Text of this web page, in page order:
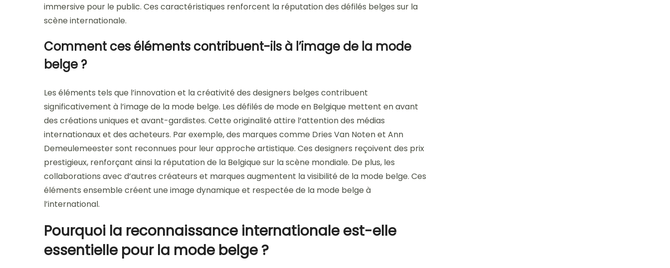
immersive pour le public. Ces caractéristiques renforcent la réputation des défilés belges sur la
scène internationale.
Comment ces éléments contribuent-ils à l’image de la mode
belge ?
Les éléments tels que l’innovation et la créativité des designers belges contribuent
significativement à l’image de la mode belge. Les défilés de mode en Belgique mettent en avant
des créations uniques et avant-gardistes. Cette originalité attire l’attention des médias
internationaux et des acheteurs. Par exemple, des marques comme Dries Van Noten et Ann
Demeulemeester sont reconnues pour leur approche artistique. Ces designers reçoivent des prix
prestigieux, renforçant ainsi la réputation de la Belgique sur la scène mondiale. De plus, les
collaborations avec d’autres créateurs et marques augmentent la visibilité de la mode belge. Ces
éléments ensemble créent une image dynamique et respectée de la mode belge à
l’international.
Pourquoi la reconnaissance internationale est-elle
essentielle pour la mode belge ?